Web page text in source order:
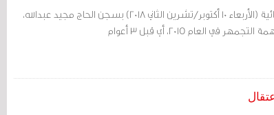
قضت المحكمة الصغرى الجنائية (الأربعاء 10 أكتوبر/تشرين الثاني 2018) بسجن الحاج مجيد عبدالله،
العام 2015، أي قبل 3 أعوام